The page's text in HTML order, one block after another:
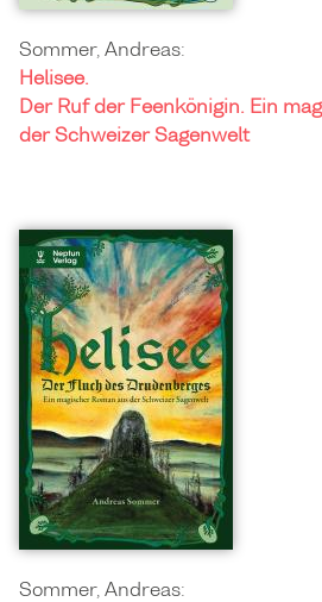
Sommer, Andreas:
Helisee.
Der Ruf der Feenkönigin. Ein
der Schweizer Sagenwelt
Sommer, Andreas: